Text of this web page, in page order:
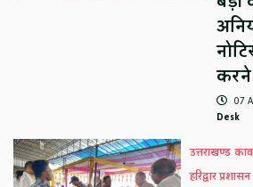
करने
07
Desk
उत्तराखण्ड
हरिद्वार प्रशासन